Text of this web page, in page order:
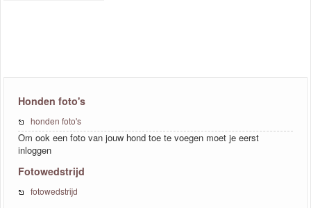
Honden foto's
honden foto's
Om ook een foto van jouw hond toe te voegen moet je eerst
inloggen
Fotowedstrijd
fotowedstrijd